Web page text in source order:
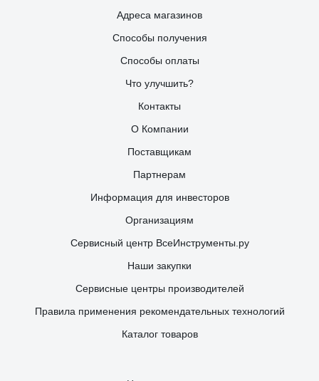
Адреса магазинов
Способы получения
Способы оплаты
Что улучшить?
Контакты
О Компании
Поставщикам
Партнерам
Информация для инвесторов
Организациям
Сервисный центр ВсеИнструменты.ру
Наши закупки
Сервисные центры производителей
Правила применения рекомендательных технологий
Каталог товаров